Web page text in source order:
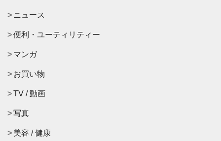
ニュース
便利・ユーティリティー
マンガ
お買い物
TV / 動画
写真
美容 / 健康